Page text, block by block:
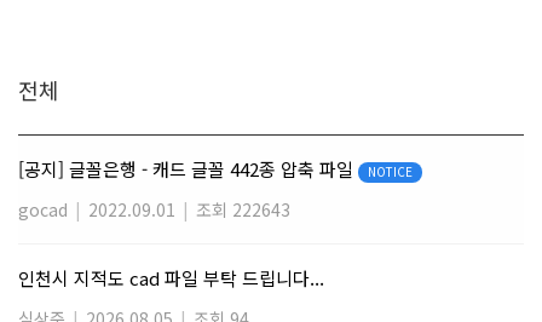
전체
[공지] 글꼴은행 - 캐드 글꼴 442종 압축 파일 NOTICE
gocad | 2022.09.01 | 조회 222643
인천시 지적도 cad 파일 부탁 드립니다...